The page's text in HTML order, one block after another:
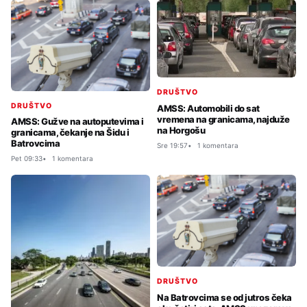
DRUŠTVO
AMSS: Gužve na autoputevima i
granicama, čekanje na Šidu i
Batrovcima
Pet 09:33 1 komentara
DRUŠTVO
AMSS: Automobili do sat
vremena na granicama, najduže
na Horgošu
Sre 19:57 1 komentara
DRUŠTVO
Na Batrovcima se od jutros čeka